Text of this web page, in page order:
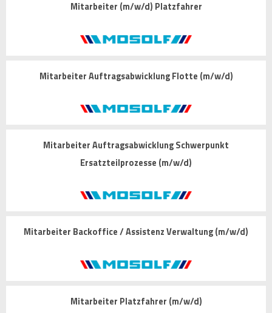
Mitarbeiter (m/w/d) Platzfahrer
Mitarbeiter Auftragsabwicklung Flotte (m/w/d)
Mitarbeiter Auftragsabwicklung Schwerpunkt
Ersatzteilprozesse (m/w/d)
Mitarbeiter Backoffice / Assistenz Verwaltung (m/w/d)
Mitarbeiter Platzfahrer (m/w/d)